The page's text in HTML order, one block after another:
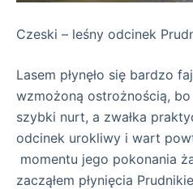
Czeski – leśny odcinek
Lasem płynęło się bardzo
wzmożoną ostrożnością,
szybki nurt, a zwałka
odcinek urokliwy i wart
momentu jego pokonania
zacząłem płynięcia